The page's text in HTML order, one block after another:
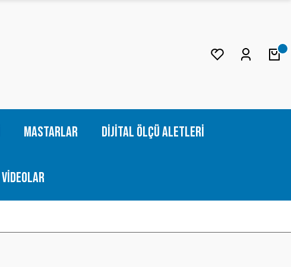
Mastarlar Dijital Ölçü Aletleri
Videolar